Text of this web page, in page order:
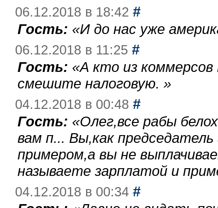
06.12.2018 в 18:42 #
Гость: «И до нас уже
06.12.2018 в 11:25 #
Гость: «А кто из
смешите налоговую. »
04.12.2018 в 00:48 #
Гость: «Олег,все рабы
вам п... Вы,как
примером,а вы не
называете зарплатой и
04.12.2018 в 00:34 #